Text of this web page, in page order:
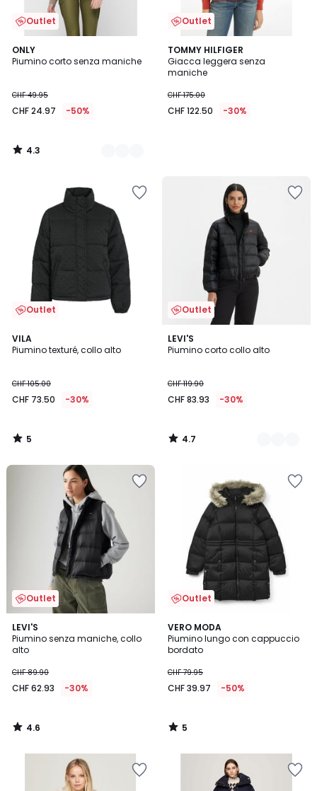
Outlet
ONLY
Piumino corto senza maniche
CHF 49.95
CHF 24.97 -50%
4.3
/ 5
2
Colori
4.3
/
Outlet
TOMMY HILFIGER
Giacca leggera senza
maniche
CHF 175.00
CHF 122.50 -30%
Outlet
VILA
Piumino texturé, collo alto
CHF 105.00
CHF 73.50 -30%
5
/
5
/
Outlet
LEVI'S
Piumino corto collo alto
CHF 119.90
CHF 83.93 -30%
4.7
/ 5
2
Colori
4.7
/
Outlet
LEVI'S
Piumino senza maniche, collo
alto
CHF 89.90
CHF 62.93 -30%
4.6
/ 5
4.6
/
Outlet
VERO MODA
Piumino lungo con cappuccio
bordato
CHF 79.95
CHF 39.97 -50%
5
/
5
5
/